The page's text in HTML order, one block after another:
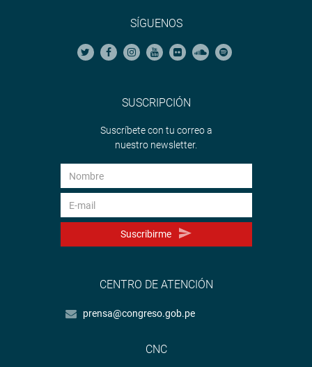
SÍGUENOS
SUSCRIPCIÓN
Suscríbete con tu correo a
nuestro newsletter.
Suscribirme
CENTRO DE ATENCIÓN
prensa@congreso.gob.pe
CNC